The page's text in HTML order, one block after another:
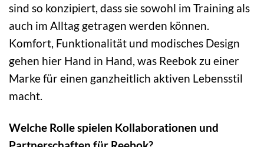
sind so konzipiert, dass sie sowohl im Training als
auch im Alltag getragen werden können.
Komfort, Funktionalität und modisches Design
gehen hier Hand in Hand, was Reebok zu einer
Marke für einen ganzheitlich aktiven Lebensstil
macht.
Welche Rolle spielen Kollaborationen und